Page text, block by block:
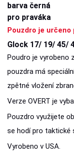
barva černá
pro praváka
Pouzdro je
Glock 17/ 19/ 45/
Poudro je vyrobeno
pouzdra má
zpětné vložení
Verze OVERT je
Pouzdro využijete
se hodí pro taktické
Vyrobeno v USA.